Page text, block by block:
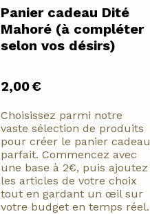
Panier cadeau Dité
Mahoré (à compléter
selon vos désirs)
2,00€
Choisissez parmi notre
vaste sélection de produits
pour créer le panier cadeau
parfait. Commencez avec
une base à 2€, puis ajoutez
les articles de votre choix
tout en gardant un œil sur
votre budget en temps réel.